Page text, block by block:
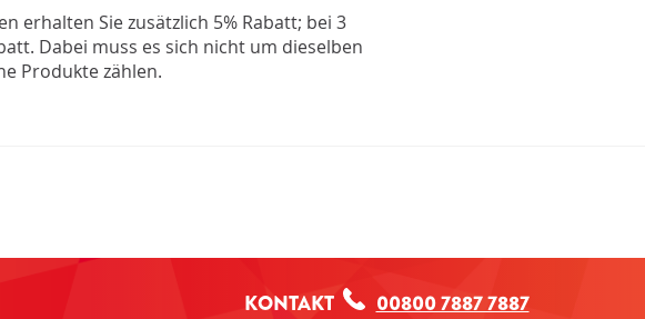
erhalten Sie zusätzlich 5% Rabatt; bei 3
Dabei muss es sich nicht um dieselben
Produkte zählen.
KONTAKT 00800 7887 7887